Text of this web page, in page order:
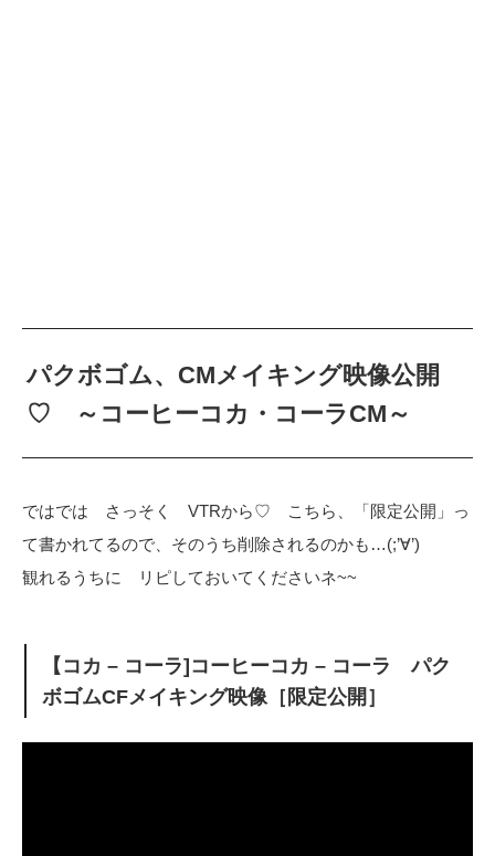
パクボゴム、CMメイキング映像公開
♡ ～コーヒーコカ・コーラCM～
ではでは さっそく VTRから♡ こちら、「限定公開」っ
て書かれてるので、そのうち削除されるのかも…(;’∀’)
観れるうちに リピしておいてくださいネ~~
【コカ – コーラ]コーヒーコカ – コーラ パク
ボゴムCFメイキング映像［限定公開］